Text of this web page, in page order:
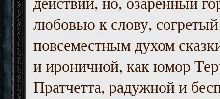
любовью к слову, согретый
повсеместным духом
и ироничной, как юмор
Пратчетта, радужной и